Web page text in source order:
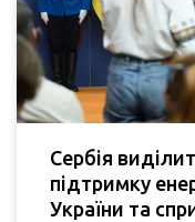
Сербія
підтримку
України та